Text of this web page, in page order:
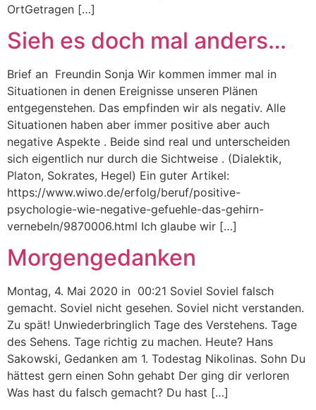
OrtGetragen […]
Sieh es doch mal anders…
Brief an Freundin Sonja Wir kommen immer mal in
Situationen in denen Ereignisse unseren Plänen
entgegenstehen. Das empfinden wir als negativ. Alle
Situationen haben aber immer positive aber auch
negative Aspekte . Beide sind real und unterscheiden
sich eigentlich nur durch die Sichtweise . (Dialektik,
Platon, Sokrates, Hegel) Ein guter Artikel:
https://www.wiwo.de/erfolg/beruf/positive-
psychologie-wie-negative-gefuehle-das-gehirn-
vernebeln/9870006.html Ich glaube wir […]
Morgengedanken
Montag, 4. Mai 2020 in 00:21 Soviel Soviel falsch
gemacht. Soviel nicht gesehen. Soviel nicht verstanden.
Zu spät! Unwiederbringlich Tage des Verstehens. Tage
des Sehens. Tage richtig zu machen. Heute? Hans
Sakowski, Gedanken am 1. Todestag Nikolinas. Sohn Du
hättest gern einen Sohn gehabt Der ging dir verloren
Was hast du falsch gemacht? Du hast […]